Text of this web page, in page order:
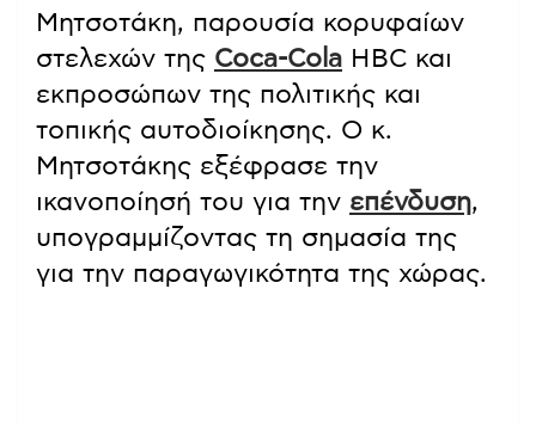
Μητσοτάκη, παρουσία κορυφαίων
στελεχών της Coca-Cola HBC και
εκπροσώπων της πολιτικής και
τοπικής αυτοδιοίκησης. Ο κ.
Μητσοτάκης εξέφρασε την
ικανοποίησή του για την επένδυση,
υπογραμμίζοντας τη σημασία της
για την παραγωγικότητα της χώρας.